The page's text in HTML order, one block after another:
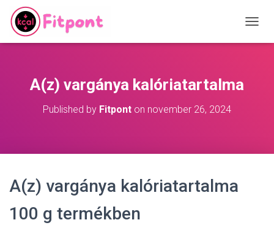
O
A(z) vargánya kalóriatartalma
Published by Fitpont on november 26, 2024
A(z) vargánya kalóriatartalma
100 g termékben